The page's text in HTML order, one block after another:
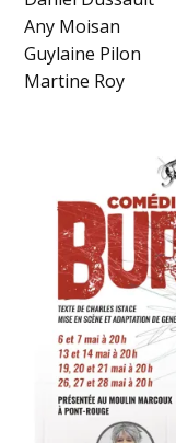
Any Moisan
Guylaine Pilon
Martine Roy